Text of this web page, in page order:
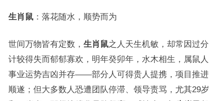
生肖鼠：落花随水，顺势而为
世间万物皆有定数， 生肖鼠之人天生机敏，却常因过分
计较得失而郁郁寡欢，明年癸卯年，水木相生，属鼠人
事业运势吉凶并存——部分人可得贵人提携，项目推进
顺遂；但大多数人恐遭团队停滞、领导责骂，尤其29岁